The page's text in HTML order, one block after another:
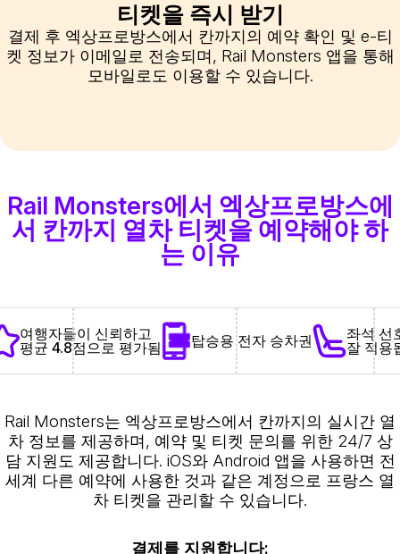
티켓을 즉시 받기
결제 후 엑상프로방스에서 칸까지의 예약 확인 및 e-티
켓 정보가 이메일로 전송되며, Rail Monsters 앱을 통해
모바일로도 이용할 수 있습니다.
Rail Monsters에서 엑상프로방스에
서 칸까지 열차 티켓을 예약해야 하
는 이유
여행자들이 신뢰하고
평균 4.8점으로 평가됨
탑승용 전자 승차권
좌석 선
잘 적용
Rail Monsters는 엑상프로방스에서 칸까지의 실시간 열
차 정보를 제공하며, 예약 및 티켓 문의를 위한 24/7 상
담 지원도 제공합니다. iOS와 Android 앱을 사용하면 전
세계 다른 예약에 사용한 것과 같은 계정으로 프랑스 열
차 티켓을 관리할 수 있습니다.
결제를 지원합니다: